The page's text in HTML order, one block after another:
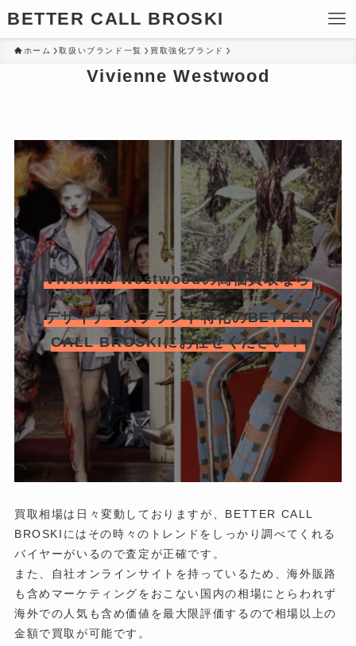
BETTER CALL BROSKI
ホーム 取扱いブランド一覧 買取強化ブランド
Vivienne Westwood
Vivienne Westwoodの高価買取なら
デザイナーズブランド特化のBETTER
CALL BROSKIにお任せください！
買取相場は日々変動しておりますが、BETTER CALL
BROSKIにはその時々のトレンドをしっかり調べてくれる
バイヤーがいるので査定が正確です。
また、自社オンラインサイトを持っているため、海外販路
も含めマーケティングをおこない国内の相場にとらわれず
海外での人気も含め価値を最大限評価するので相場以上の
金額で買取が可能です。